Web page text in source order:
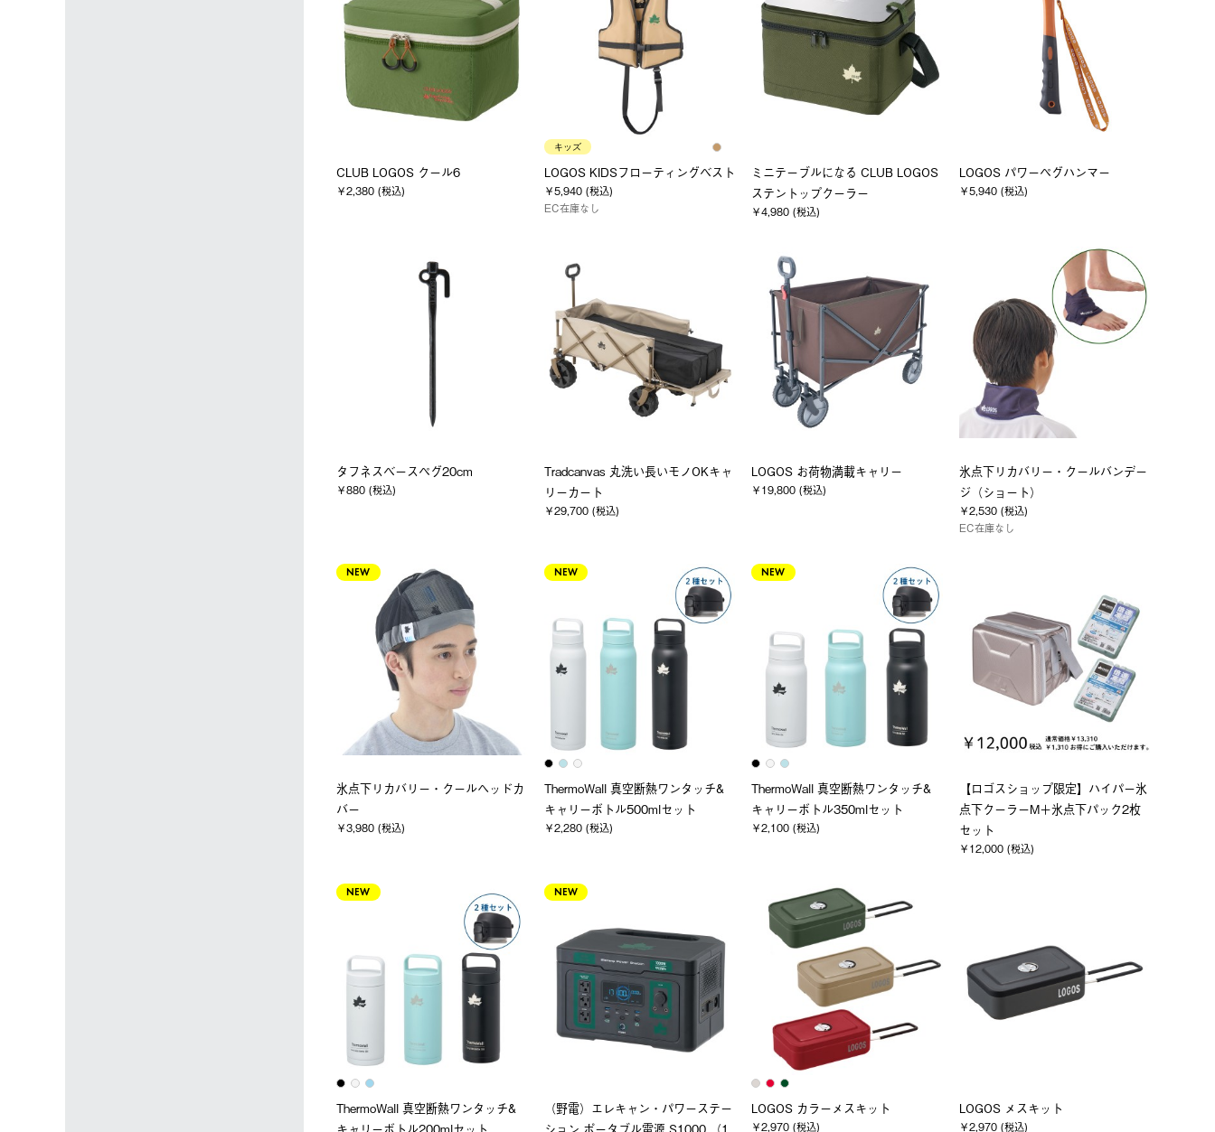
CLUB LOGOS クール6
￥2,380 (税込)
キッズ
LOGOS KIDSフローティングベスト
￥5,940 (税込)
EC在庫なし
ミニテーブルになる CLUB LOGOS
ステントップクーラー
￥4,980 (税込)
LOGOS パワーペグハンマー
￥5,940 (税込)
タフネスベースペグ20cm
￥880 (税込)
Tradcanvas 丸洗い長いモノOKキャ
リーカート
￥29,700 (税込)
LOGOS お荷物満載キャリー
￥19,800 (税込)
氷点下リカバリー・クールバンデー
ジ（ショート）
￥2,530 (税込)
EC在庫なし
NEW
氷点下リカバリー・クールヘッドカ
バー
￥3,980 (税込)
NEW
ThermoWall 真空断熱ワンタッチ&
キャリーボトル500mlセット
￥2,280 (税込)
NEW
ThermoWall 真空断熱ワンタッチ&
キャリーボトル350mlセット
￥2,100 (税込)
【ロゴスショップ限定】ハイパー氷
点下クーラーM＋氷点下パック2枚
セット
￥12,000 (税込)
NEW
ThermoWall 真空断熱ワンタッチ&
NEW
（野電）エレキャン・パワーステー
LOGOS カラーメスキット
￥2,970 (税込)
LOGOS メスキット
￥2,970 (税込)